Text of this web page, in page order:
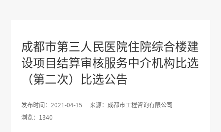
成都市第三人民医院住院综合楼建
设项目结算审核服务中介机构比选
（第二次）比选公告
发布时间：2021-04-15 来源：成都市工程咨询有限公司
浏览：1340